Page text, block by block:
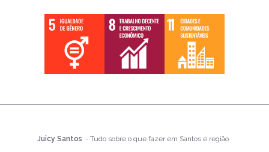
Juicy Santos - Tudo sobre o que fazer em Santos e região